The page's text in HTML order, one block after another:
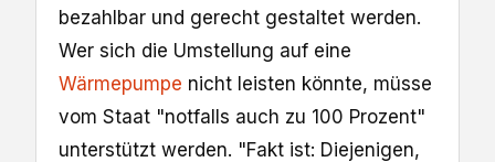
bezahlbar und gerecht gestaltet werden.
Wer sich die Umstellung auf eine
Wärmepumpe nicht leisten könnte, müsse
vom Staat "notfalls auch zu 100 Prozent"
unterstützt werden. "Fakt ist: Diejenigen,